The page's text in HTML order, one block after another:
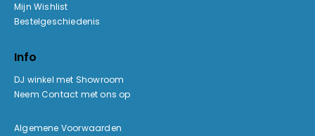
Mijn Wishlist
Bestelgeschiedenis
Info
DJ winkel met Showroom
Neem Contact met ons op
Algemene Voorwaarden